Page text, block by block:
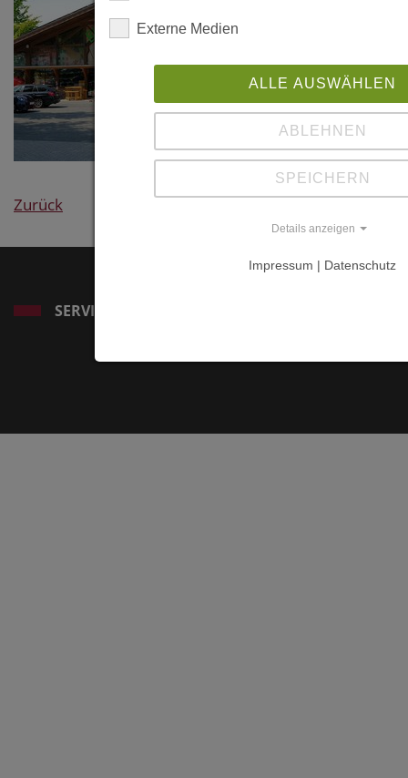
Zurück
SERVICE
Externe Medien
ALLE AUSWÄHLEN
ABLEHNEN
SPEICHERN
Details anzeigen
Impressum | Datenschutz